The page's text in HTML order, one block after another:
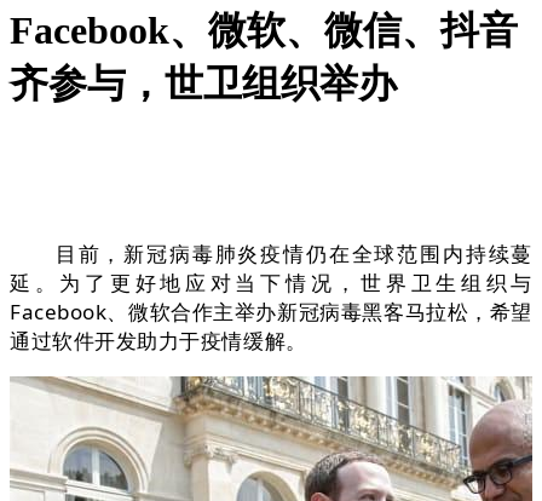
Facebook、微软、微信、抖音
齐参与，世卫组织举办
目前，新冠病毒肺炎疫情仍在全球范围内持续蔓
延。为了更好地应对当下情况，世界卫生组织与
Facebook、微软合作主举办新冠病毒黑客马拉松，希望
通过软件开发助力于疫情缓解。